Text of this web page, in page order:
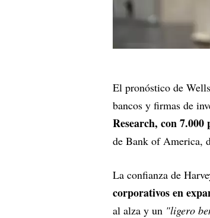
El pronóstico de
bancos y firmas de
Research, con 7.000
de Bank of America,
La confianza de
corporativos en
al alza y un "ligero